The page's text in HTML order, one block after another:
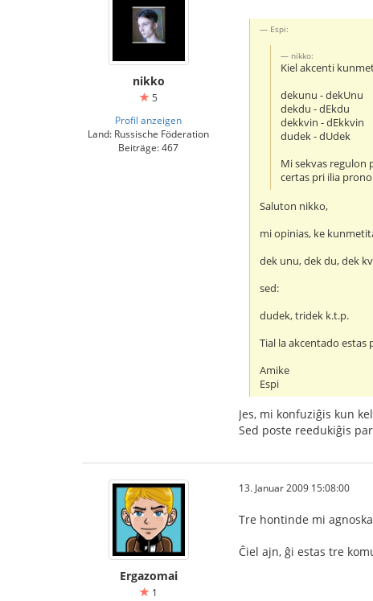
nikko
5
Profil anzeigen
Land: Russische Föderation
Beiträge: 467
Espi:
nikko:
Kiel akcenti
dekunu - dekUnu
dekdu - dEkdu
dekkvin - dEkkvin
dudek - dUdek
Mi sekvas regulon
certas pri ilia
Saluton nikko,
mi opinias, ke
dek unu, dek du, dek
sed:
dudek, tridek k.t.p.
Tial la akcentado estas
Amike
Espi
Jes, mi konfuziĝis kun
Sed poste reedukiĝis
Ergazomai
1
13. Januar 2009 15:08:00
Tre hontinde mi
Ĉiel ajn, ĝi estas tre